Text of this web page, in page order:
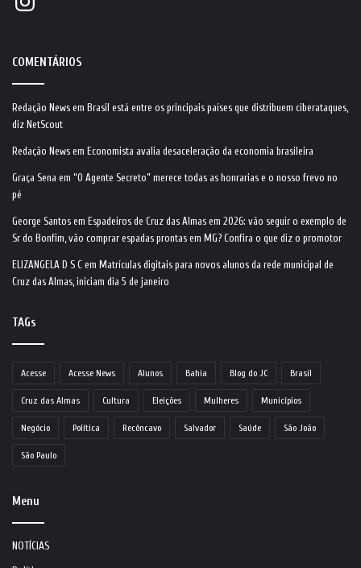
COMENTÁRIOS
Redação News em Brasil está entre os principais países que distribuem ciberataques,
diz NetScout
Redação News em Economista avalia desaceleração da economia brasileira
Graça Sena em “O Agente Secreto” merece todas as honrarias e o nosso frevo no
pé
George Santos em Espadeiros de Cruz das Almas em 2026: vão seguir o exemplo de
Sr do Bonfim, vão comprar espadas prontas em MG? Confira o que diz o promotor
ELIZANGELA D S C em Matrículas digitais para novos alunos da rede municipal de
Cruz das Almas, iniciam dia 5 de janeiro
TAGs
Acesse Acesse News Alunos Bahia Blog do JC Brasil
Cruz das Almas Cultura Eleições Mulheres Municípios
Negócio Política Recôncavo Salvador Saúde São João
São Paulo
Menu
NOTÍCIAS